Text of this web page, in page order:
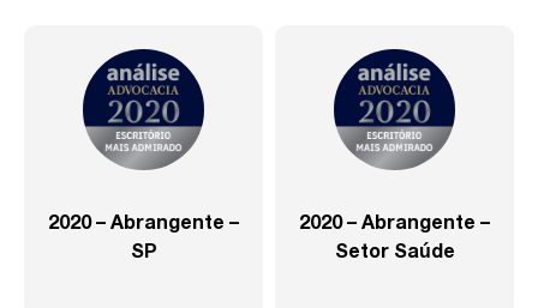
2020 – Abrangente –
SP
2020 – Abrangente –
Setor Saúde